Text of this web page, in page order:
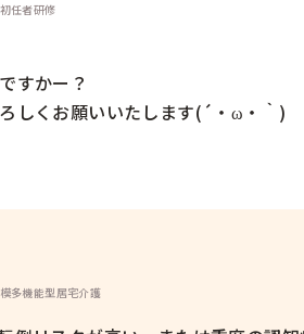
任者研修
すかー？
しくお願いいたします(´・ω・｀)
多機能型居宅介護